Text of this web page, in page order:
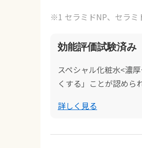
※1 セラミドNP、セラミ
効能評価試験済み
スペシャル化粧水<濃
くする」ことが認めら
詳しく見る